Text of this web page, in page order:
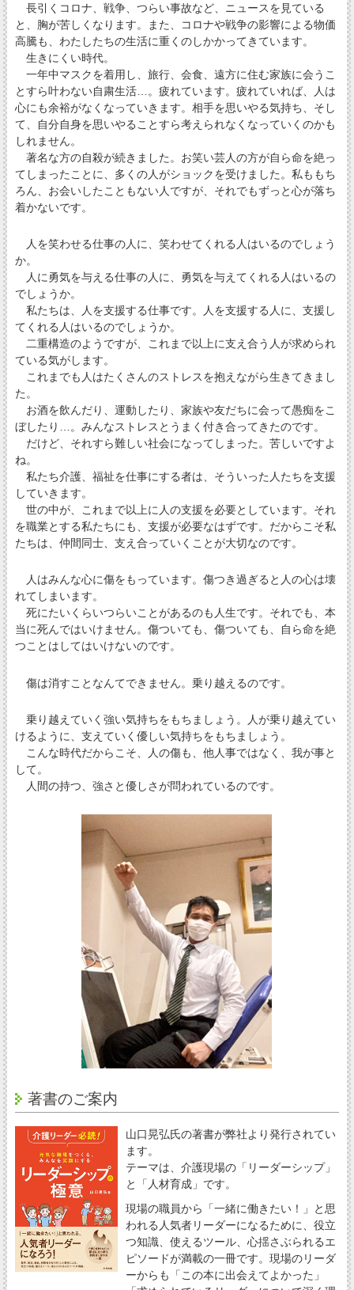
長引くコロナ、戦争、つらい事故など、ニュースを見ている
と、胸が苦しくなります。また、コロナや戦争の影響による物価
高騰も、わたしたちの生活に重くのしかかってきています。
生きにくい時代。
一年中マスクを着用し、旅行、会食、遠方に住む家族に会うこ
とすら叶わない自粛生活…。疲れています。疲れていれば、人は
心にも余裕がなくなっていきます。相手を思いやる気持ち、そし
て、自分自身を思いやることすら考えられなくなっていくのかも
しれません。
著名な方の自殺が続きました。お笑い芸人の方が自ら命を絶っ
てしまったことに、多くの人がショックを受けました。私ももち
ろん、お会いしたこともない人ですが、それでもずっと心が落ち
着かないです。
人を笑わせる仕事の人に、笑わせてくれる人はいるのでしょう
か。
人に勇気を与える仕事の人に、勇気を与えてくれる人はいるの
でしょうか。
私たちは、人を支援する仕事です。人を支援する人に、支援し
てくれる人はいるのでしょうか。
二重構造のようですが、これまで以上に支え合う人が求められ
ている気がします。
これまでも人はたくさんのストレスを抱えながら生きてきまし
た。
お酒を飲んだり、運動したり、家族や友だちに会って愚痴をこ
ぼしたり…。みんなストレスとうまく付き合ってきたのです。
だけど、それすら難しい社会になってしまった。苦しいですよ
ね。
私たち介護、福祉を仕事にする者は、そういった人たちを支援
していきます。
世の中が、これまで以上に人の支援を必要としています。それ
を職業とする私たちにも、支援が必要なはずです。だからこそ私
たちは、仲間同士、支え合っていくことが大切なのです。
人はみんな心に傷をもっています。傷つき過ぎると人の心は壊
れてしまいます。
死にたいくらいつらいことがあるのも人生です。それでも、本
当に死んではいけません。傷ついても、傷ついても、自ら命を絶
つことはしてはいけないのです。
傷は消すことなんてできません。乗り越えるのです。
乗り越えていく強い気持ちをもちましょう。人が乗り越えてい
けるように、支えていく優しい気持ちをもちましょう。
こんな時代だからこそ、人の傷も、他人事ではなく、我が事と
して。
人間の持つ、強さと優しさが問われているのです。
著書のご案内
山口晃弘氏の著書が弊社より発行されてい
ます。
テーマは、介護現場の「リーダーシップ」
と「人材育成」です。
現場の職員から「一緒に働きたい！」と思
われる人気者リーダーになるために、役立
つ知識、使えるツール、心揺さぶられるエ
ピソードが満載の一冊です。現場のリーダ
ーからも「この本に出会えてよかった」